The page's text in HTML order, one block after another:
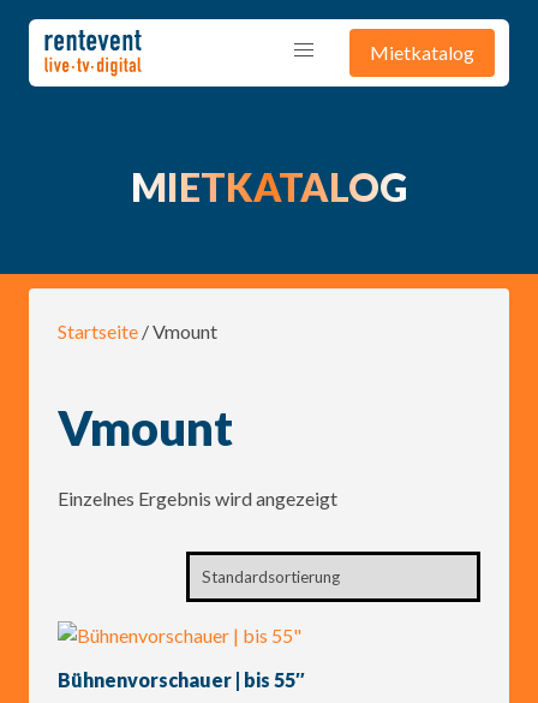
Mietkatalog
MIETKATALOG
Startseite / Vmount
Vmount
Einzelnes Ergebnis wird angezeigt
Bühnenvorschauer | bis 55″